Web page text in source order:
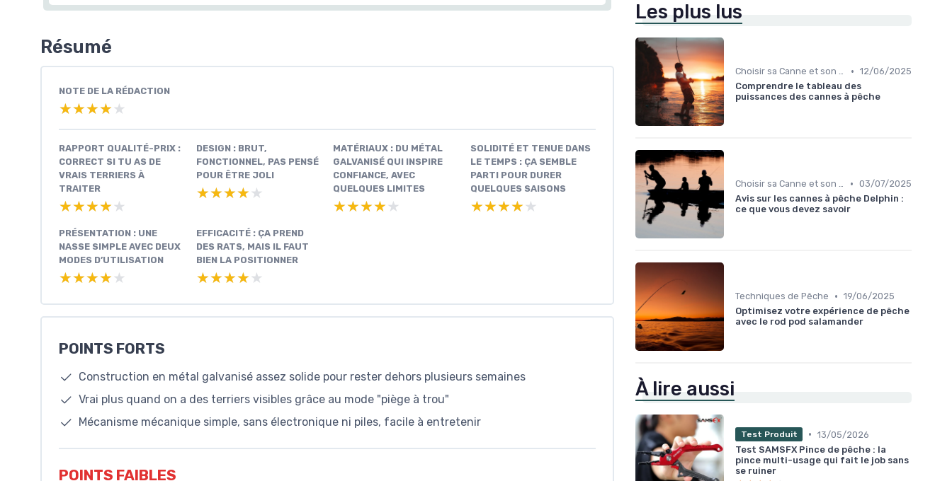
Résumé
NOTE DE LA RÉDACTION
★★★★★
★★★★★
RAPPORT QUALITÉ-PRIX :
CORRECT SI TU AS DE
VRAIS TERRIERS À
TRAITER
★★★★★
★★★★★
DESIGN : BRUT,
FONCTIONNEL, PAS PENSÉ
POUR ÊTRE JOLI
★★★★★
★★★★★
MATÉRIAUX : DU MÉTAL
GALVANISÉ QUI INSPIRE
CONFIANCE, AVEC
QUELQUES LIMITES
★★★★★
★★★★★
SOLIDITÉ ET TENUE DANS
LE TEMPS : ÇA SEMBLE
PARTI POUR DURER
QUELQUES SAISONS
★★★★★
★★★★★
PRÉSENTATION : UNE
NASSE SIMPLE AVEC DEUX
MODES D’UTILISATION
★★★★★
★★★★★
EFFICACITÉ : ÇA PREND
DES RATS, MAIS IL FAUT
BIEN LA POSITIONNER
★★★★★
★★★★★
POINTS FORTS
Construction en métal galvanisé assez solide pour rester dehors plusieurs semaines
Vrai plus quand on a des terriers visibles grâce au mode "piège à trou"
Mécanisme mécanique simple, sans électronique ni piles, facile à entretenir
POINTS FAIBLES
Les plus lus
Choisir sa Canne et son Équipement • 12/06/2025
Comprendre le tableau des
puissances des cannes à pêche
Choisir sa Canne et son Équipement • 03/07/2025
Avis sur les cannes à pêche Delphin :
ce que vous devez savoir
Techniques de Pêche • 19/06/2025
Optimisez votre expérience de pêche
avec le rod pod salamander
À lire aussi
Test Produit • 13/05/2026
Test SAMSFX Pince de pêche : la
pince multi-usage qui fait le job sans
se ruiner